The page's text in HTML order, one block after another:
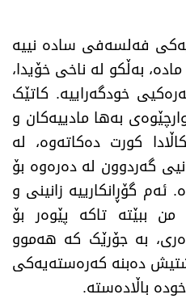
فەلسەفی سادە نییە
بەڵکو لە ناخی خۆیدا،
خودگەراییە. کاتێک
بەها مادییەکان و
کورت دەکاتەوە، لە
گەردوون لە دەرەوە بۆ
گۆڕانکارییە زانینی و
ببێتە تاکە پێوەر بۆ
بە جۆرێک کە هەموو
دەبنە کەرەستەیەکی
باڵادەستە.